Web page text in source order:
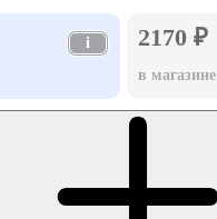
i
2170 ₽
в магазине